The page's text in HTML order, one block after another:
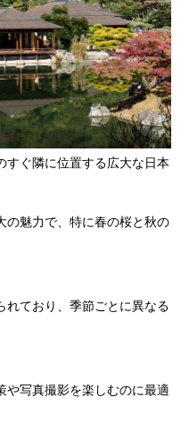
すぐ隣に位置する広大な日本
の魅力で、特に春の桜と秋の
れており、季節ごとに異なる
や写真撮影を楽しむのに最適